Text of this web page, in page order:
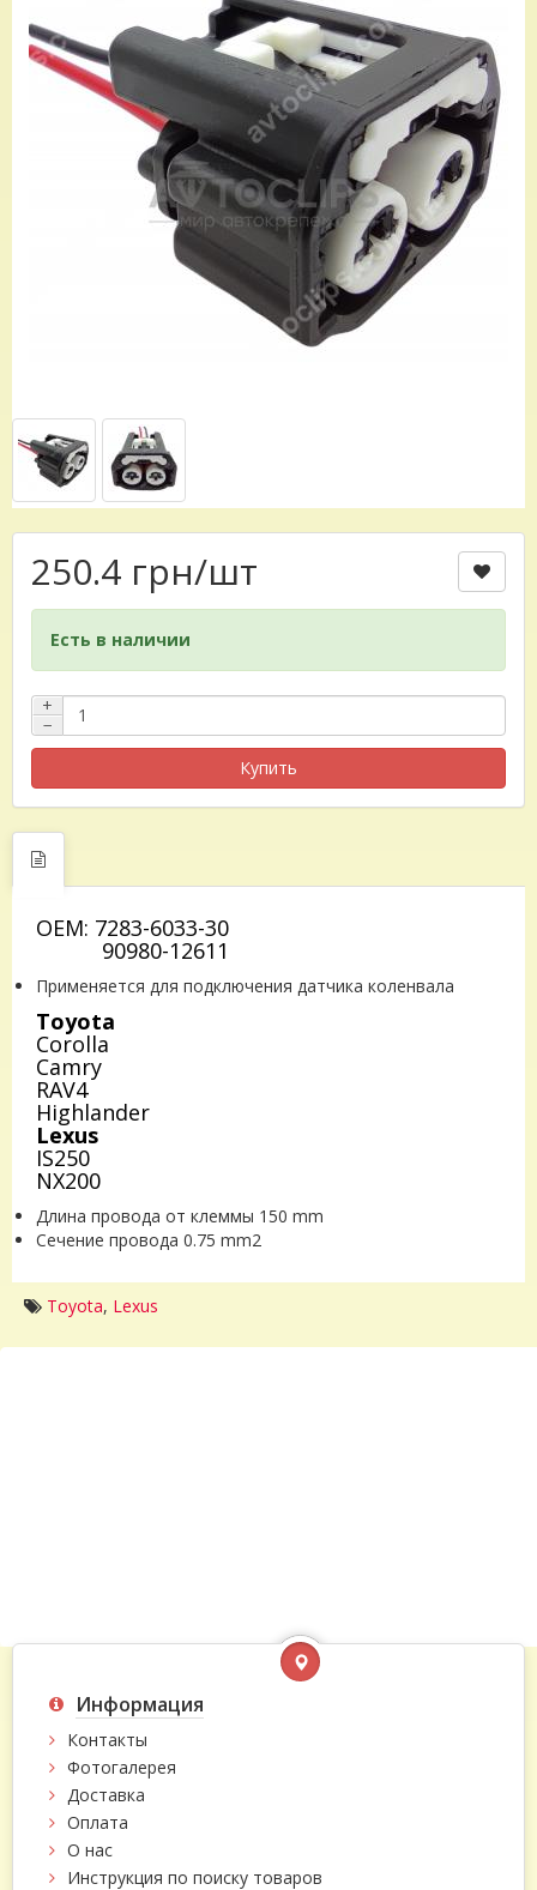
250.4 грн/шт
Есть в наличии
+
−
Купить
OEM: 7283-6033-30
90980-12611
Применяется для подключения датчика коленвала
Toyota
Corolla
Camry
RAV4
Highlander
Lexus
IS250
NX200
Длина провода от клеммы 150 mm
Сечение провода 0.75 mm2
Toyota, Lexus
Информация
Контакты
Фотогалерея
Доставка
Оплата
О нас
Инструкция по поиску товаров